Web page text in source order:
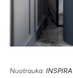
Nuotrauka: